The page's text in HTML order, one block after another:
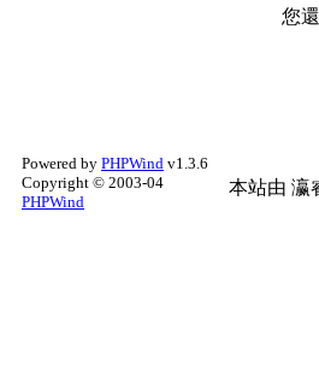
您
Powered by PHPWind v1.3.6
Copyright © 2003-04
PHPWind
本站由 瀛